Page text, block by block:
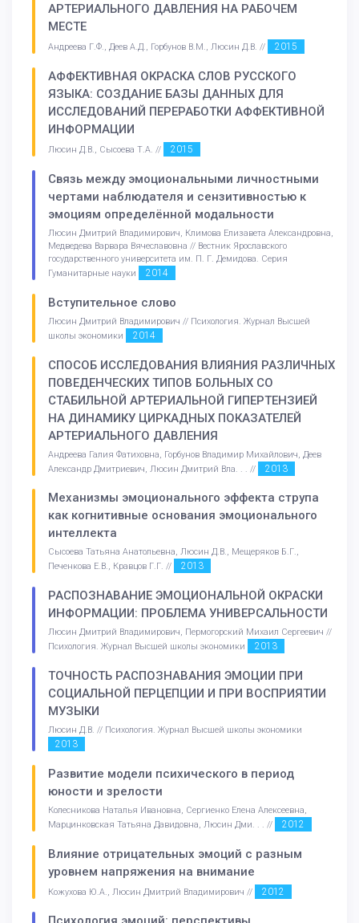
АРТЕРИАЛЬНОГО ДАВЛЕНИЯ НА РАБОЧЕМ
МЕСТЕ
Андреева Г.Ф., Деев А.Д., Горбунов В.М., Люсин Д.В. // 2015
АФФЕКТИВНАЯ ОКРАСКА СЛОВ РУССКОГО
ЯЗЫКА: СОЗДАНИЕ БАЗЫ ДАННЫХ ДЛЯ
ИССЛЕДОВАНИЙ ПЕРЕРАБОТКИ АФФЕКТИВНОЙ
ИНФОРМАЦИИ
Люсин Д.В., Сысоева Т.А. // 2015
Связь между эмоциональными личностными
чертами наблюдателя и сензитивностью к
эмоциям определённой модальности
Люсин Дмитрий Владимирович, Климова Елизавета Александровна,
Медведева Варвара Вячеславовна // Вестник Ярославского
государственного университета им. П. Г. Демидова. Серия
Гуманитарные науки
2014
Вступительное слово
Люсин Дмитрий Владимирович // Психология. Журнал Высшей
школы экономики
2014
СПОСОБ ИССЛЕДОВАНИЯ ВЛИЯНИЯ РАЗЛИЧНЫХ
ПОВЕДЕНЧЕСКИХ ТИПОВ БОЛЬНЫХ СО
СТАБИЛЬНОЙ АРТЕРИАЛЬНОЙ ГИПЕРТЕНЗИЕЙ
НА ДИНАМИКУ ЦИРКАДНЫХ ПОКАЗАТЕЛЕЙ
АРТЕРИАЛЬНОГО ДАВЛЕНИЯ
Андреева Галия Фатиховна, Горбунов Владимир Михайлович, Деев
Александр Дмитриевич, Люсин Дмитрий Вла. . . //
2013
Механизмы эмоционального эффекта струпа
как когнитивные основания эмоционального
интеллекта
Сысоева Татьяна Анатольевна, Люсин Д.В., Мещеряков Б.Г.,
Печенкова Е.В., Кравцов Г.Г. //
2013
РАСПОЗНАВАНИЕ ЭМОЦИОНАЛЬНОЙ ОКРАСКИ
ИНФОРМАЦИИ: ПРОБЛЕМА УНИВЕРСАЛЬНОСТИ
Люсин Дмитрий Владимирович, Пермогорский Михаил Сергеевич //
Психология. Журнал Высшей школы экономики
2013
ТОЧНОСТЬ РАСПОЗНАВАНИЯ ЭМОЦИИ ПРИ
СОЦИАЛЬНОЙ ПЕРЦЕПЦИИ И ПРИ ВОСПРИЯТИИ
МУЗЫКИ
Люсин Д.В. // Психология. Журнал Высшей школы экономики
2013
Развитие модели психического в период
юности и зрелости
Колесникова Наталья Ивановна, Сергиенко Елена Алексеевна,
Марцинковская Татьяна Давидовна, Люсин Дми. . . //
2012
Влияние отрицательных эмоций с разным
уровнем напряжения на внимание
Кожухова Ю.А., Люсин Дмитрий Владимирович // 2012